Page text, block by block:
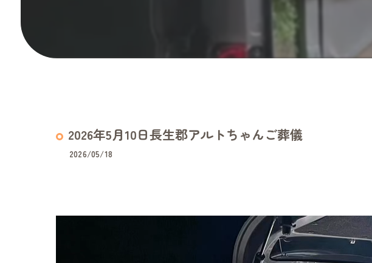
2026年5月10日長生郡アルトちゃんご葬儀
2026/05/18